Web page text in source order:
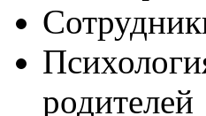
родителей